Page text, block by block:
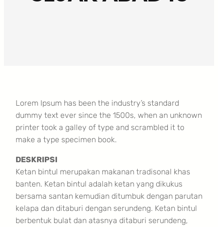
Lorem Ipsum has been the industry’s standard
dummy text ever since the 1500s, when an unknown
printer took a galley of type and scrambled it to
make a type specimen book.
DESKRIPSI
Ketan bintul merupakan makanan tradisonal khas
banten. Ketan bintul adalah ketan yang dikukus
bersama santan kemudian ditumbuk dengan parutan
kelapa dan ditaburi dengan serundeng. Ketan bintul
berbentuk bulat dan atasnya ditaburi serundeng,